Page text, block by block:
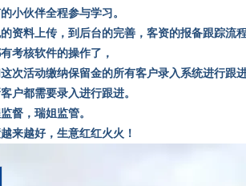
小伙伴全程参与学习。
资料上传，到后台的完善，客资的报备跟踪流
考核软件的操作了，
次活动缴纳保留金的所有客户录入系统进行跟
户都需要录入进行跟进。
督，瑞姐监管。
来越好，生意红红火火！